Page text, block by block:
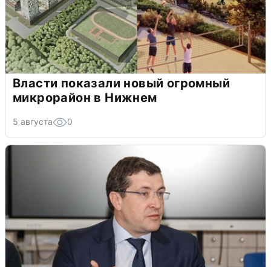
Власти показали новый огромный
микрорайон в Нижнем
5 августа 0